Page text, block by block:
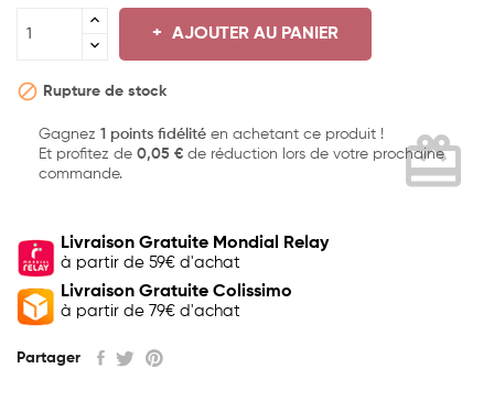
AJOUTER AU PANIER
 Rupture de stock
Gagnez 1 points fidélité en achetant ce produit !
Et profitez de 0,05 € de réduction lors de votre prochaine
commande.
card_giftcard
Livraison Gratuite Mondial Relay
à partir de 59€ d'achat
Livraison Gratuite Colissimo
à partir de 79€ d'achat
Partager